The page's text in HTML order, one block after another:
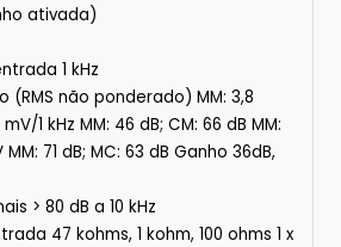
ativada)
1 kHz
(RMS não ponderado) MM: 3,8
1 kHz MM: 46 dB; CM: 66 dB MM:
71 dB; MC: 63 dB Ganho 36dB,
> 80 dB a 10 kHz
47 kohms, 1 kohm, 100 ohms 1 x